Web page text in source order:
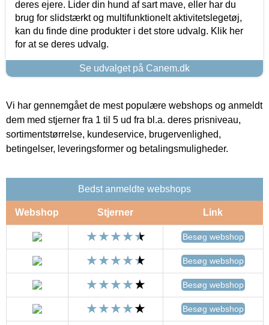
deres ejere. Lider din hund af sart mave, eller har du
brug for slidstærkt og multifunktionelt aktivitetslegetøj,
kan du finde dine produkter i det store udvalg. Klik her
for at se deres udvalg.
Se udvalget på Canem.dk
Vi har gennemgået de mest populære webshops og anmeldt
dem med stjerner fra 1 til 5 ud fra bl.a. deres prisniveau,
sortimentstørrelse, kundeservice, brugervenlighed,
betingelser, leveringsformer og betalingsmuligheder.
Bedst anmeldte webshops
Webshop Stjerner Link
Besøg webshop
Besøg webshop
Besøg webshop
Besøg webshop